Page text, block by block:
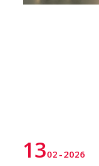
1302 2026